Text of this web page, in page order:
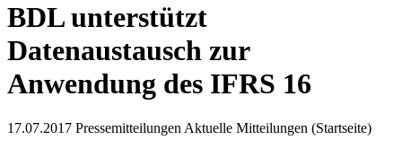
BDL unterstützt
Datenaustausch zur
Anwendung des IFRS 16
17.07.2017 Pressemitteilungen Aktuelle Mitteilungen (Startseite)